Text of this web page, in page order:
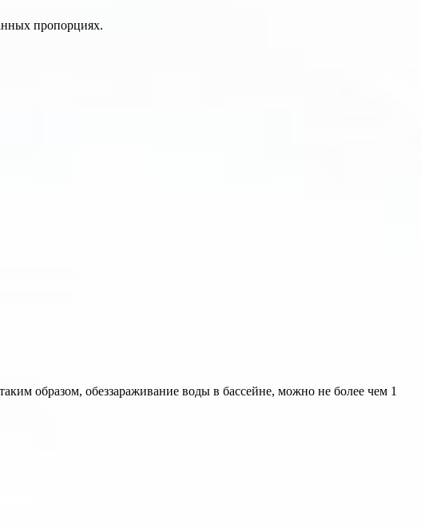
пропорциях.
образом, обеззараживание воды в бассейне, можно не более чем 1